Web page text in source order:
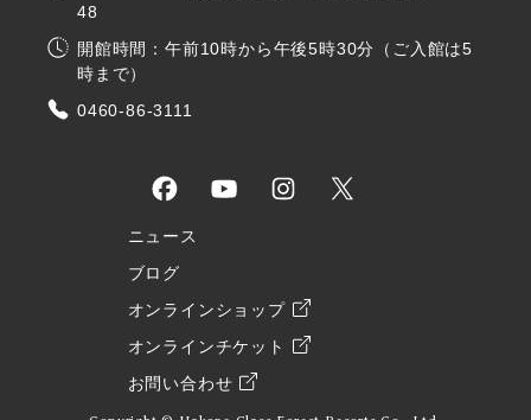
ニュース
ブログ
オンラインショップ
オンラインチケット
お問い合わせ
48
開館時間：午前10時から午後5時30分（ご入館は5
時まで）
0460-86-3111